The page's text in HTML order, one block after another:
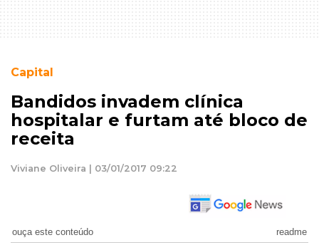
Capital
Bandidos invadem clínica
hospitalar e furtam até bloco de
receita
Viviane Oliveira | 03/01/2017 09:22
ouça este conteúdo readme